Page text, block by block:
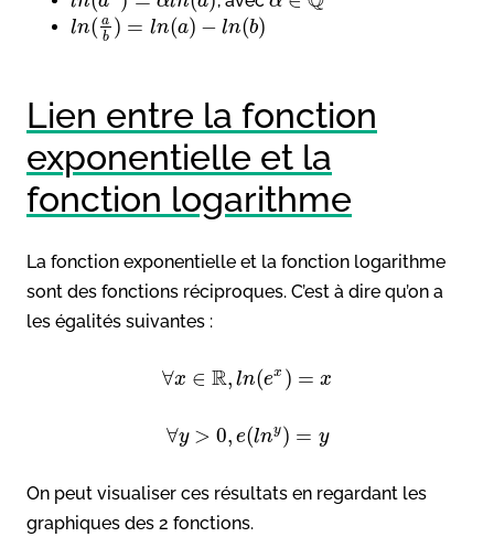
ln( a
b ) = ln(a) − ln(b)
Lien entre la fonction
exponentielle et la
fonction logarithme
La fonction exponentielle et la fonction logarithme
sont des fonctions réciproques. C’est à dire qu’on a
les égalités suivantes :
∀x ∈ R, ln(ex ) = x
∀y > 0, e(lny) = y
On peut visualiser ces résultats en regardant les
graphiques des 2 fonctions.